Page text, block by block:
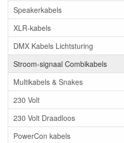
Speakerkabels
XLR-kabels
DMX Kabels Lichtsturing
Stroom-signaal Combikabels
Multikabels & Snakes
230 Volt
230 Volt Draadloos
PowerCon kabels